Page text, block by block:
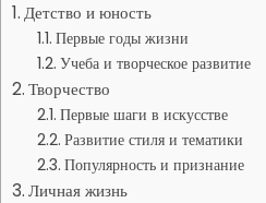
Детство и юность
Первые годы жизни
Учеба и творческое развитие
Творчество
Первые шаги в искусстве
Развитие стиля и тематики
Популярность и признание
Личная жизнь